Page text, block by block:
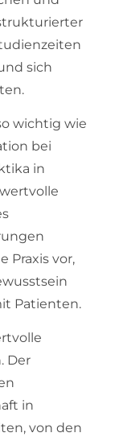
sich
wichtig wie
bei
in
Praxis vor,
Patienten.
Der
in
von den